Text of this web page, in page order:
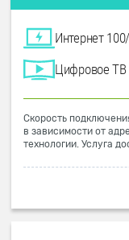
Интернет
Цифровое ТВ
Скорость
в зависимости от
технологии. Услуга